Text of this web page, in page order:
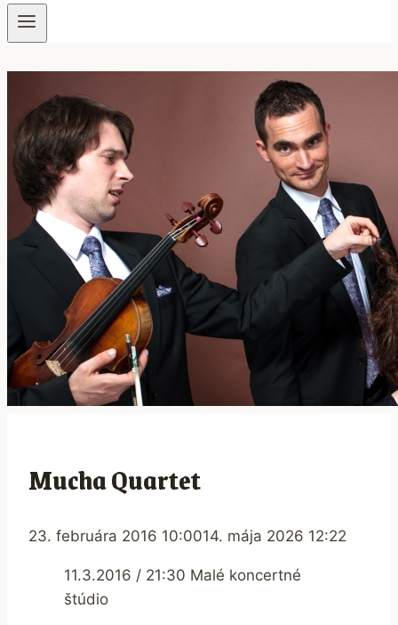
Mucha Quartet
23. februára 2016 10:0014. mája 2026 12:22
11.3.2016 / 21:30 Malé koncertné
štúdio